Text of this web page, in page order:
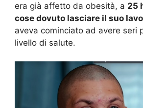
era già affetto da obesità, a 25
cose dovuto lasciare il suo
aveva cominciato ad avere seri
livello di salute.